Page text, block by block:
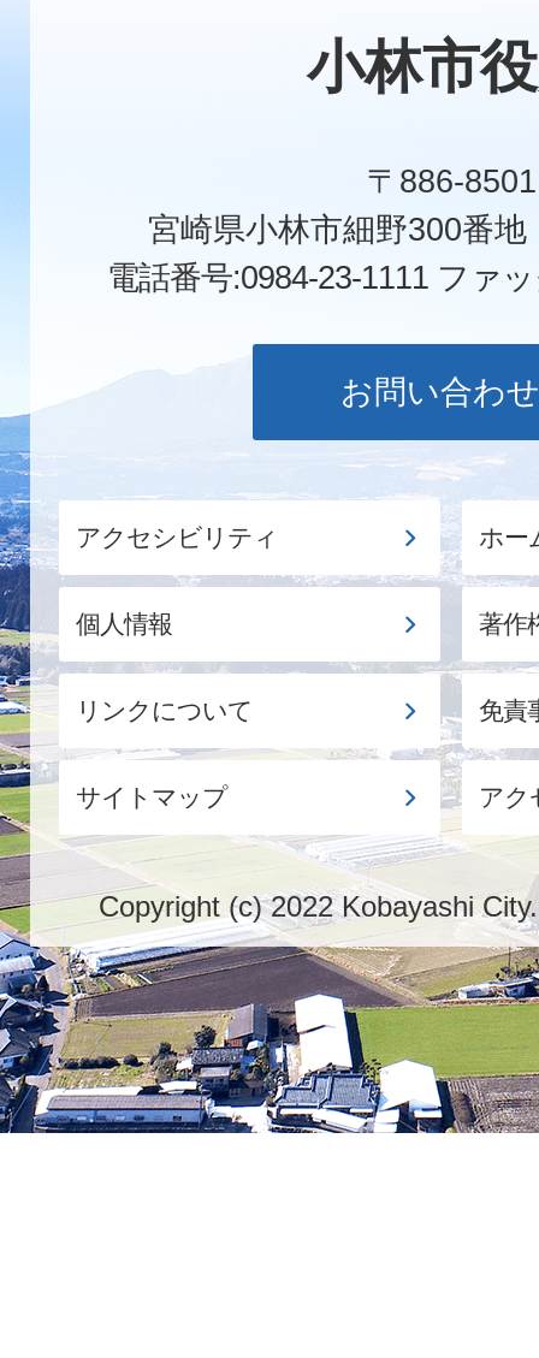
小林市
〒886-8501
宮崎県小林市細野300番
電話番号:0984-23-1111 ファ
お問い合わせ
アクセシビリティ ホー
個人情報 著作
リンクについて 免責
サイトマップ アク
Copyright (c) 2022 Kobayashi